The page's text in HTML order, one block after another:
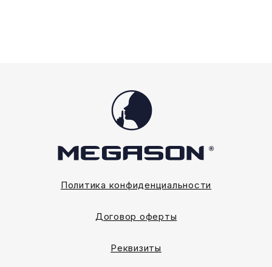
Политика конфиденциальности
Договор оферты
Реквизиты